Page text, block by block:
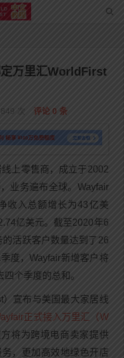
万里汇WorldFirst
次 评论 0 条
上零售商，成立于2002
业务遍布全球。Wayfair
收入总额增长为43亿美
亿美元。截至2020年6
活跃客户数量达到了26
度，Wayfair新增客户将
个季度的总和。
宣布与美国最大家居线
正式接入万里汇（W
将为跨境电商卖家提供
，更加高效地绿色开店